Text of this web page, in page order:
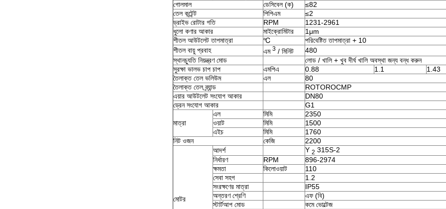
গোলমাল
ডেসিবেল (ক)
≤82
তেল কন্টেন্ট
পিপিএম
≤2
ড্রাইভ রোটার গতি
RPM
1231-2961
ধুলো কণার আকার
মাইক্রোমিটার
1μm
শীতল আউটলেট তাপমাত্রা
℃
পরিবেষ্টিত তাপমাত্রা + 10
শীতল বায়ু প্রবাহ
এম 3 / মিনিট
480
স্থানচ্যুতি নিয়ন্ত্রণ মোড
লোড / খালি + খুব দীর্ঘ খালি অবস্থা জন্য বন্ধ করুন
সুরক্ষা ভালভ চাপ চাপ
এমপিএ 0.88 1.1
1.43
তৈলাক্ত তেল ভলিউম
এল
80
তৈলাক্ত তেল ব্র্যান্ড
ROTOROCMP
এয়ার আউটলেট সংযোগ আকার
DN80
ড্রেন সংযোগ আকার
G1
মাত্রা
এল মিমি
2350
ওয়াট
মিমি
1500
এইচ
মিমি
1760
নিট ওজন
কেজি 2200
মোটর
আদর্শ Y 2 315S-2
নির্ধারণ
RPM
896-2974
ক্ষমতা
কিলোওয়াট
110
সেবা সহগ
1.2
সংরক্ষণের মাত্রা
IP55
অন্তরণ শ্রেণি
এফ (বি)
স্টার্টআপ মোড
কমে ভোল্টেজ